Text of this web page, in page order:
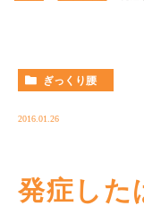
ぎっくり腰
2016.01.26
発症した